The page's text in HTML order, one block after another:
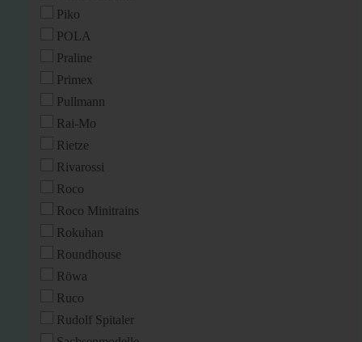
Piko
POLA
Praline
Primex
Pullmann
Rai-Mo
Rietze
Rivarossi
Roco
Roco Minitrains
Rokuhan
Roundhouse
Röwa
Ruco
Rudolf Spitaler